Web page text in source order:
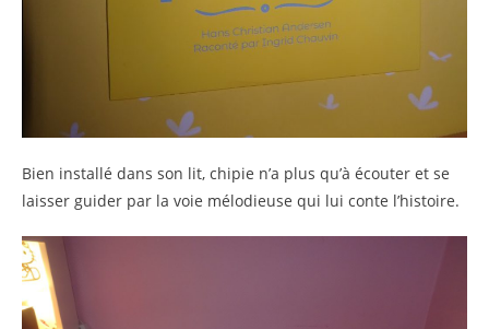
Bien installé dans son lit, chipie n’a plus qu’à écouter et se
laisser guider par la voie mélodieuse qui lui conte l’histoire.